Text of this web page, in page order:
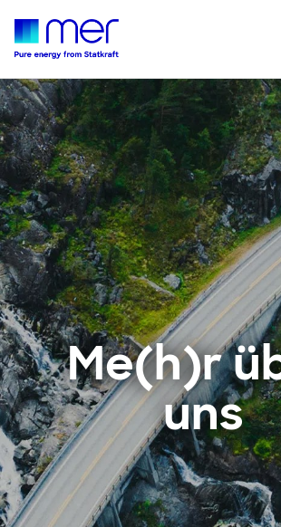
Me(h)r
uns